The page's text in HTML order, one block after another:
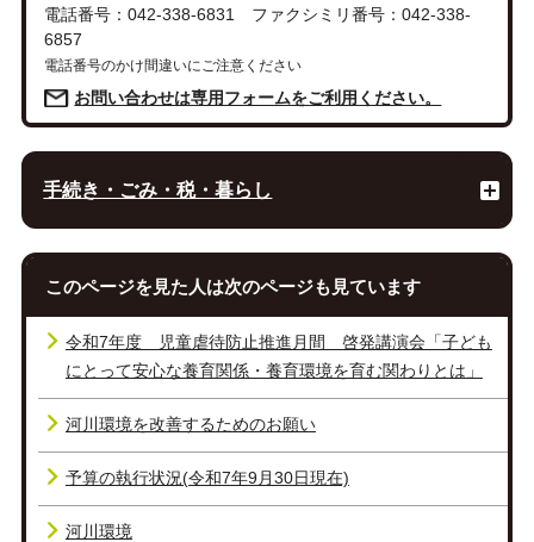
電話番号：042-338-6831 ファクシミリ番号：042-338-
6857
電話番号のかけ間違いにご注意ください
お問い合わせは専用フォームをご利用ください。
手続き・ごみ・税・暮らし
このページを見た人は次のページも見ています
令和7年度 児童虐待防止推進月間 啓発講演会「子ども
にとって安心な養育関係・養育環境を育む関わりとは」
河川環境を改善するためのお願い
予算の執行状況(令和7年9月30日現在)
河川環境